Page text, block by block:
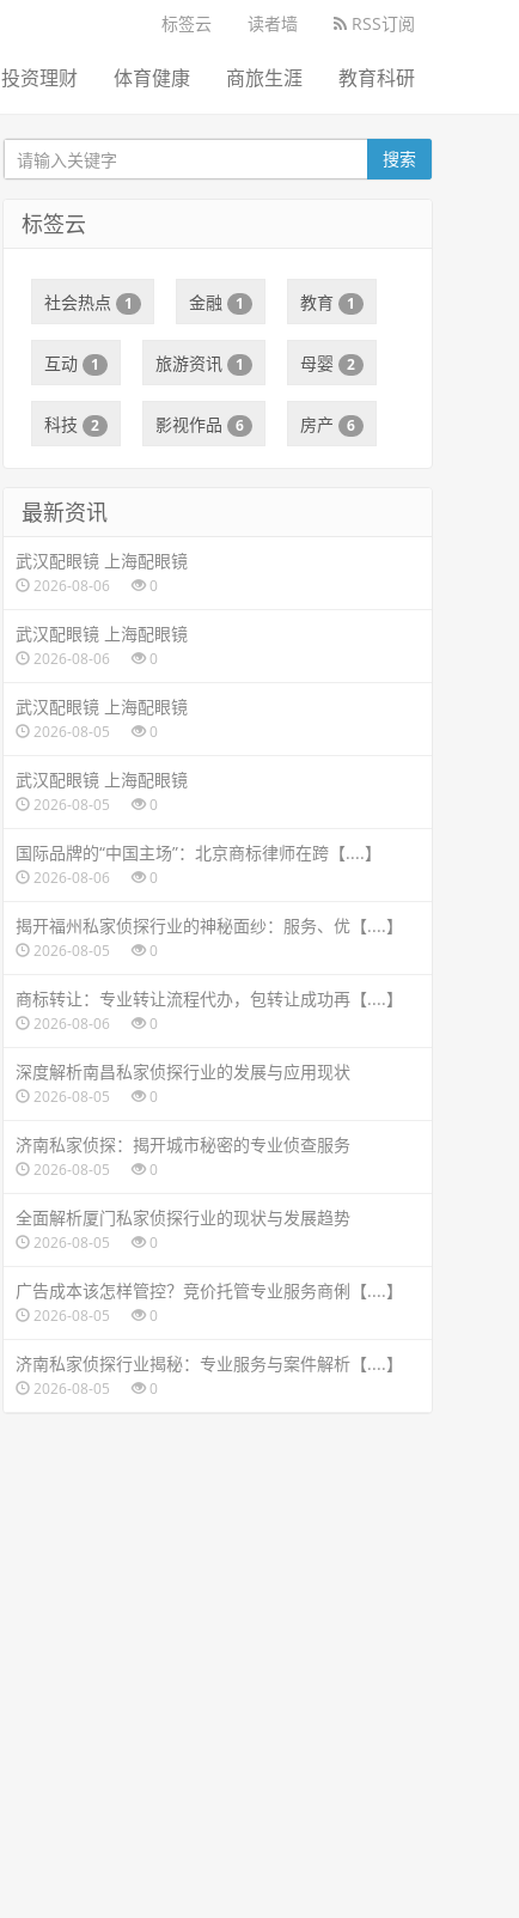
标签云 读者墙 RSS订阅
投资理财 体育健康 商旅生涯 教育科研
搜索
标签云
社会热点 1 金融 1 教育 1
互动 1 旅游资讯 1 母婴 2
科技 2 影视作品 6 房产 6
最新资讯
武汉配眼镜 上海配眼镜
2026-08-06 0
武汉配眼镜 上海配眼镜
2026-08-06 0
武汉配眼镜 上海配眼镜
2026-08-05 0
武汉配眼镜 上海配眼镜
2026-08-05 0
国际品牌的“中国主场”：北京商标律师在跨【....】
2026-08-06 0
揭开福州私家侦探行业的神秘面纱：服务、优【....】
2026-08-05 0
商标转让：专业转让流程代办，包转让成功再【....】
2026-08-06 0
深度解析南昌私家侦探行业的发展与应用现状
2026-08-05 0
济南私家侦探：揭开城市秘密的专业侦查服务
2026-08-05 0
全面解析厦门私家侦探行业的现状与发展趋势
2026-08-05 0
广告成本该怎样管控？竞价托管专业服务商俐【....】
2026-08-05 0
济南私家侦探行业揭秘：专业服务与案件解析【....】
2026-08-05 0